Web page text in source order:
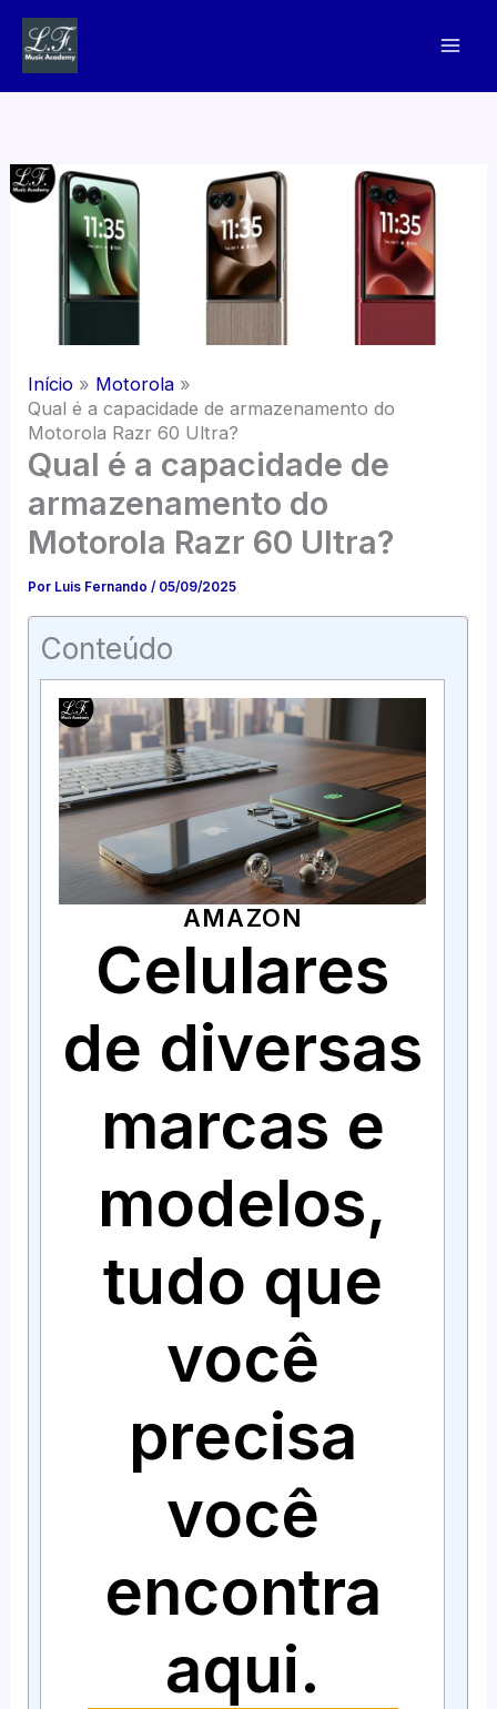
para
Início
Motorola
Qual é a capacidade de armazenamento do
Motorola Razr 60 Ultra?
Qual é a capacidade de
armazenamento do
Motorola Razr 60 Ultra?
Por Luis Fernando/ 05/09/2025
Conteúdo
AMAZON
Celulares
de diversas
marcas e
modelos,
tudo que
você
precisa
você
encontra
aqui.